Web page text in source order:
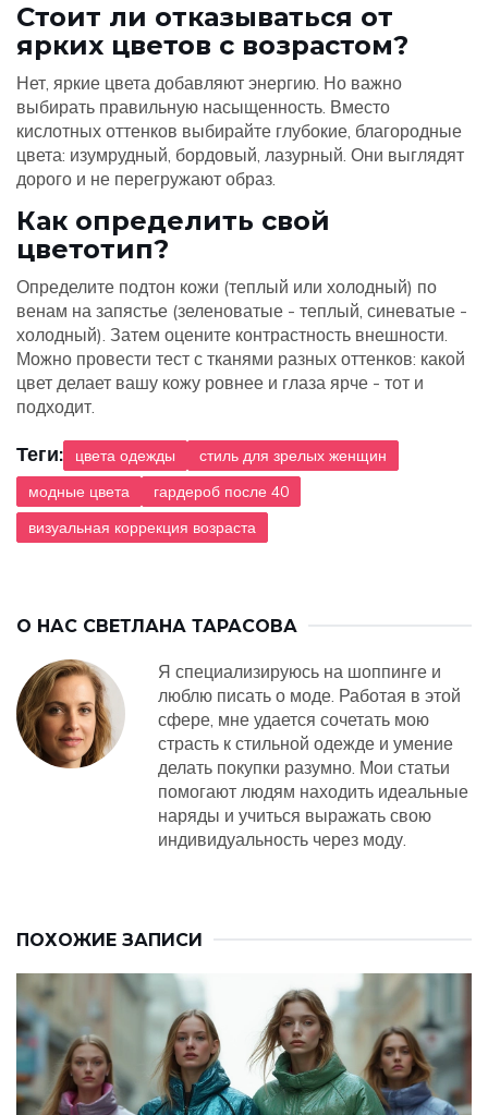
Стоит ли отказываться от
ярких цветов с возрастом?
Нет, яркие цвета добавляют энергию. Но важно
выбирать правильную насыщенность. Вместо
кислотных оттенков выбирайте глубокие, благородные
цвета: изумрудный, бордовый, лазурный. Они выглядят
дорого и не перегружают образ.
Как определить свой
цветотип?
Определите подтон кожи (теплый или холодный) по
венам на запястье (зеленоватые - теплый, синеватые -
холодный). Затем оцените контрастность внешности.
Можно провести тест с тканями разных оттенков: какой
цвет делает вашу кожу ровнее и глаза ярче - тот и
подходит.
Теги: цвета одежды
стиль для зрелых женщин
модные цвета
гардероб после 40
визуальная коррекция возраста
О НАС СВЕТЛАНА ТАРАСОВА
Я специализируюсь на шоппинге и
люблю писать о моде. Работая в этой
сфере, мне удается сочетать мою
страсть к стильной одежде и умение
делать покупки разумно. Мои статьи
помогают людям находить идеальные
наряды и учиться выражать свою
индивидуальность через моду.
ПОХОЖИЕ ЗАПИСИ